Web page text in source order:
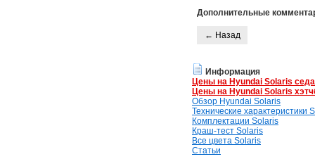
Дополнительные
← Назад
Информация
Цены на Hyundai Solaris
Цены на Hyundai Solaris
Обзор Hyundai Solaris
Технические характеристики
Комплектации Solaris
Краш-тест Solaris
Все цвета Solaris
Статьи